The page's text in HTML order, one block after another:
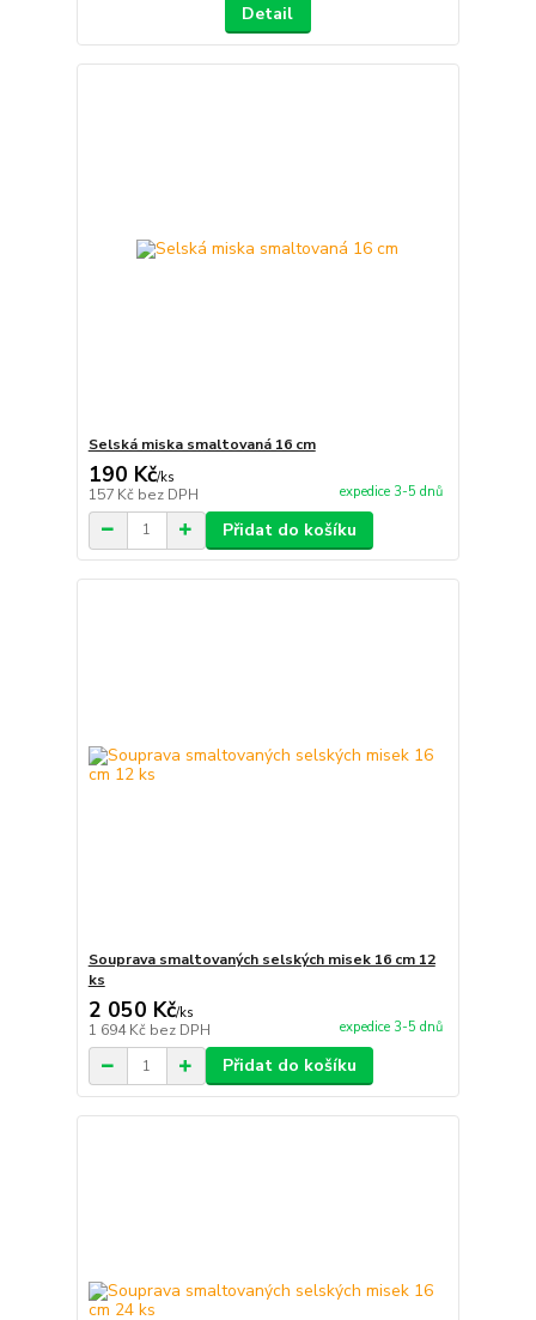
Detail
Selská miska smaltovaná 16 cm
190 Kč/ks
157 Kč bez DPH expedice 3-5 dnů
Přidat do košíku
Souprava smaltovaných selských misek 16 cm 12
ks
2 050 Kč/ks
1 694 Kč bez DPH expedice 3-5 dnů
Přidat do košíku